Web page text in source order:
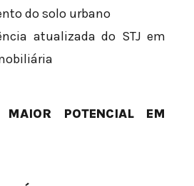
do solo urbano
atualizada do STJ em
POTENCIAL EM